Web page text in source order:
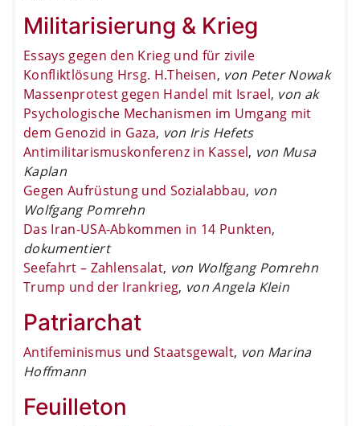
Militarisierung & Krieg
Essays gegen den Krieg und für zivile
Konfliktlösung Hrsg. H.Theisen, von Peter Nowak
Massenprotest gegen Handel mit Israel, von ak
Psychologische Mechanismen im Umgang mit
dem Genozid in Gaza, von Iris Hefets
Antimilitarismuskonferenz in Kassel, von Musa
Kaplan
Gegen Aufrüstung und Sozialabbau, von
Wolfgang Pomrehn
Das Iran-USA-Abkommen in 14 Punkten,
dokumentiert
Seefahrt – Zahlensalat, von Wolfgang Pomrehn
Trump und der Irankrieg, von Angela Klein
Patriarchat
Antifeminismus und Staatsgewalt, von Marina
Hoffmann
Feuilleton